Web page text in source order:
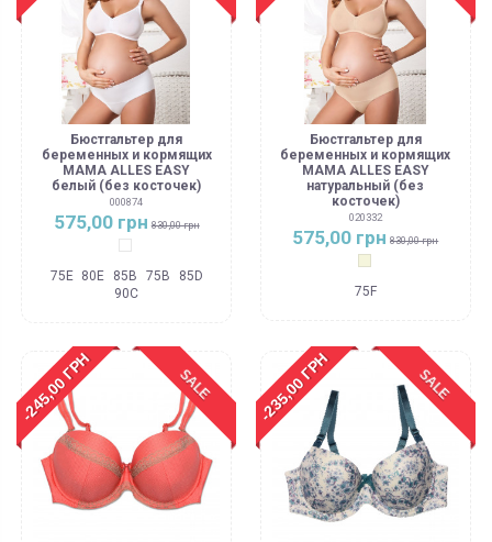
Бюстгальтер для
беременных и кормящих
MAMA ALLES EASY
белый (без косточек)
000874
575,00 грн 830,00 грн
Белый
75E 80E 85B 75B
85D
90C
Бюстгальтер для
беременных и кормящих
MAMA ALLES EASY
натуральный (без
косточек)
020332
575,00 грн 830,00 грн
Бежевый
75F
SALE
-245,00 ГРН SALE
-235,00 ГРН